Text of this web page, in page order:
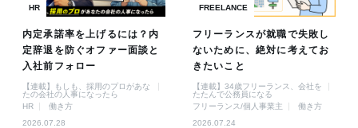
HR
内定承諾率を上げるには？内
定辞退を防ぐオファー面談と
入社前フォロー
【連載】もしも、採用のプロがあな
たの会社の人事になったら
HR
働き方
2026.07.28
FREELANCE
フリーランスが就職で失敗し
ないために、絶対に考えてお
きたいこと
【連載】34歳フリーランス、会社を
たたんで公務員になる
フリーランス/個人事業主
働き方
2026.07.24